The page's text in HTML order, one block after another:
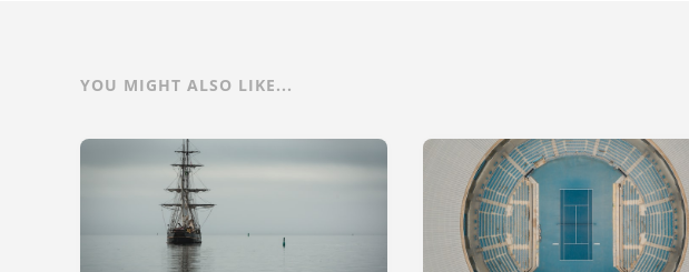
YOU MIGHT ALSO LIKE...